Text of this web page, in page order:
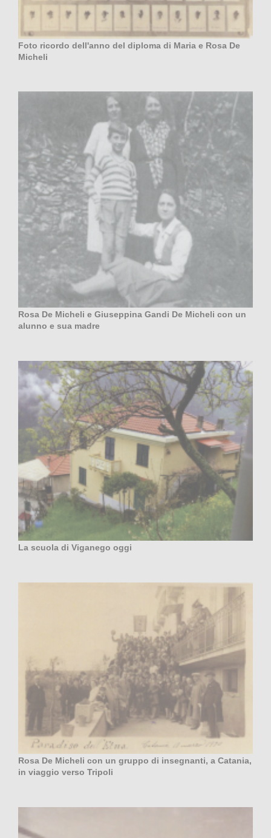
Foto ricordo dell'anno del diploma di Maria e Rosa De
Micheli
Rosa De Micheli e Giuseppina Gandi De Micheli con un
alunno e sua madre
La scuola di Viganego oggi
Rosa De Micheli con un gruppo di insegnanti, a Catania,
in viaggio verso Tripoli